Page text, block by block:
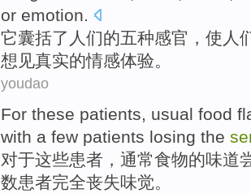
or emotion.
它囊括了 人们的五种感官 ，使 人
想见真实的情感体验。
youdao
For these patients, usual food
with a few patients losing the
对于这些患者 ， 通常食物的味道
数患者完全丧失味觉。